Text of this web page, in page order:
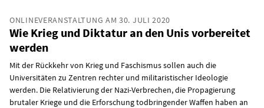
ONLINEVERANSTALTUNG AM 30. JULI 2020
Wie Krieg und Diktatur an den Unis vorbereitet
werden
Mit der Rückkehr von Krieg und Faschismus sollen auch die
Universitäten zu Zentren rechter und militaristischer Ideologie
werden. Die Relativierung der Nazi-Verbrechen, die Propagierung
brutaler Kriege und die Erforschung todbringender Waffen haben an